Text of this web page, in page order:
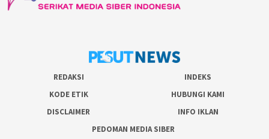
REDAKSI
INDEKS
KODE ETIK
HUBUNGI KAMI
DISCLAIMER
INFO IKLAN
PEDOMAN MEDIA SIBER